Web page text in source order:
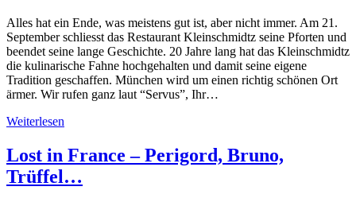
Alles hat ein Ende, was meistens gut ist, aber nicht immer. Am 21.
September schliesst das Restaurant Kleinschmidtz seine Pforten und
beendet seine lange Geschichte. 20 Jahre lang hat das Kleinschmidtz
die kulinarische Fahne hochgehalten und damit seine eigene
Tradition geschaffen. München wird um einen richtig schönen Ort
ärmer. Wir rufen ganz laut “Servus”, Ihr…
Weiterlesen
Lost in France – Perigord, Bruno,
Trüffel…